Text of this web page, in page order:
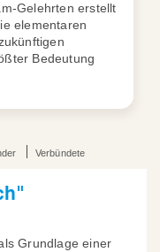
Gelehrten erstellt
elementaren
Bedeutung
Verbündete
Grundlage einer